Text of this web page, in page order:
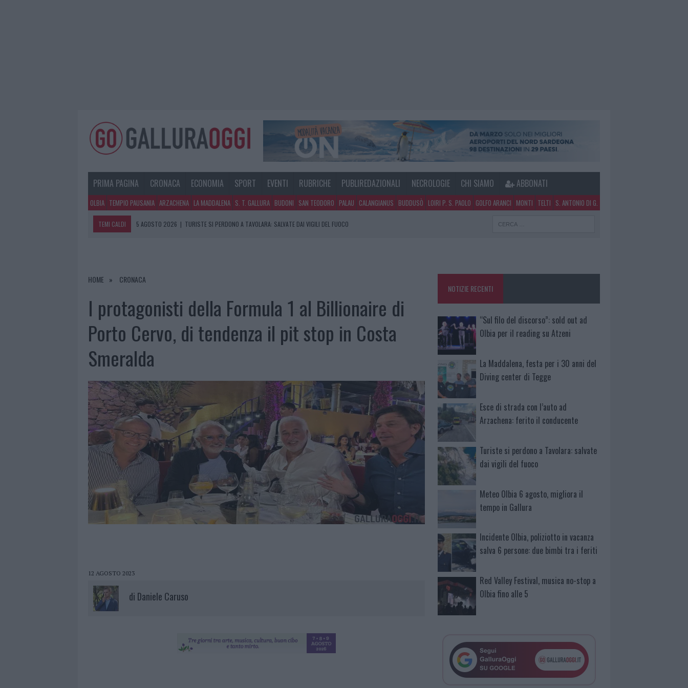
PRIMA PAGINA CRONACA ECONOMIA SPORT EVENTI RUBRICHE PUBLIREDAZIONALI NECROLOGIE CHI SIAMO ABBONATI
OLBIA TEMPIO PAUSANIA ARZACHENA LA MADDALENA S. T. GALLURA BUDONI SAN TEODORO PALAU CALANGIANUS BUDDUSÒ LOIRI P. S. PAOLO GOLFO ARANCI MONTI TELTI S. ANTONIO DI G.
TEMI CALDI 5 AGOSTO 2026 | TURISTE SI PERDONO A TAVOLARA: SALVATE DAI VIGILI DEL FUOCO
5 AGOSTO 2026
|
HOME CRONACA
I protagonisti della Formula 1 al Billionaire di
Porto Cervo, di tendenza il pit stop in Costa
Smeralda
12 AGOSTO 2023
di Daniele Caruso
NOTIZIE RECENTI
“Sul filo del discorso”: sold out ad
Olbia per il reading su Atzeni
La Maddalena, festa per i 30 anni del
Diving center di Tegge
Esce di strada con l’auto ad
Arzachena: ferito il conducente
Turiste si perdono a Tavolara: salvate
dai vigili del fuoco
Meteo Olbia 6 agosto, migliora il
tempo in Gallura
Incidente Olbia, poliziotto in vacanza
salva 6 persone: due bimbi tra i feriti
Red Valley Festival, musica no-stop a
Olbia fino alle 5